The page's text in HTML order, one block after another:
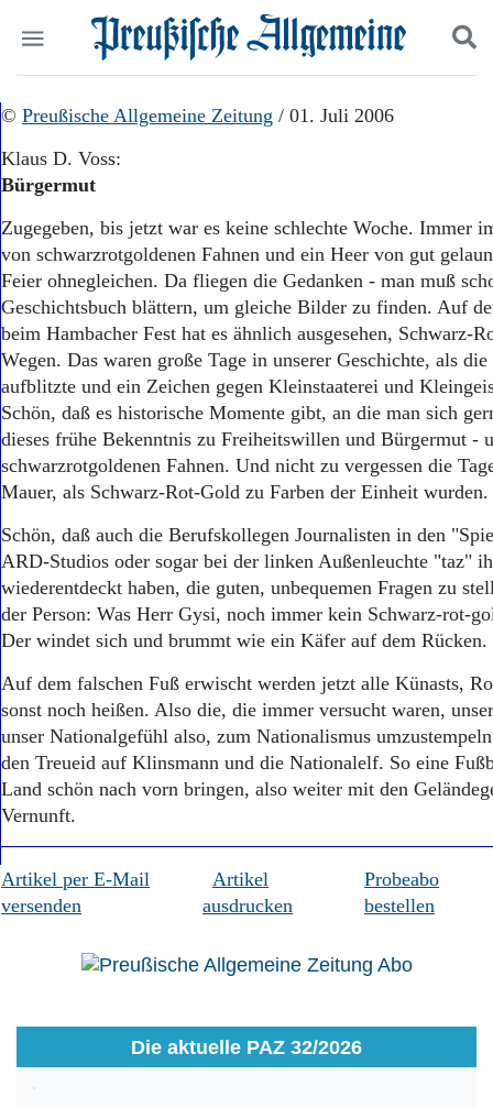
Start
Wer wir sind
Aktuelle Ausgabe
Abonnent werden
Abo Prämien
Archiv
Mediadaten
Politik
Leben
Geschichte
Ostpreußen
Pommern
Berlin-Brandenburg
Schlesien
Danzig und Westpreußen
Bücher
Impressum
Datenschutz
Suchen und finden
© Preußische Allgemeine Zeitung / 01. Juli 2006
Klaus D. Voss:
Bürgermut
Zugegeben, bis jetzt war es keine schlechte Woche. Immer
von schwarzrotgoldenen Fahnen und ein Heer von gut
Feier ohnegleichen. Da fliegen die Gedanken - man muß
Geschichtsbuch blättern, um gleiche Bilder zu finden. Auf
beim Hambacher Fest hat es ähnlich ausgesehen, Schwarz-
Wegen. Das waren große Tage in unserer Geschichte, als
aufblitzte und ein Zeichen gegen Kleinstaaterei und
Schön, daß es historische Momente gibt, an die man sich
dieses frühe Bekenntnis zu Freiheitswillen und Bürgermut -
schwarzrotgoldenen Fahnen. Und nicht zu vergessen die
Mauer, als Schwarz-Rot-Gold zu Farben der Einheit wurden.
Schön, daß auch die Berufskollegen Journalisten in den
ARD-Studios oder sogar bei der linken Außenleuchte "taz"
wiederentdeckt haben, die guten, unbequemen Fragen zu
der Person: Was Herr Gysi, noch immer kein Schwarz-rot-
Der windet sich und brummt wie ein Käfer auf dem Rücken.
Auf dem falschen Fuß erwischt werden jetzt alle Künasts,
sonst noch heißen. Also die, die immer versucht waren,
unser Nationalgefühl also, zum Nationalismus
den Treueid auf Klinsmann und die Nationalelf. So eine
Land schön nach vorn bringen, also weiter mit den
Vernunft.
Artikel per E-Mail
versenden
Artikel
ausdrucken
Probeabo
bestellen
Die aktuelle PAZ 32/2026